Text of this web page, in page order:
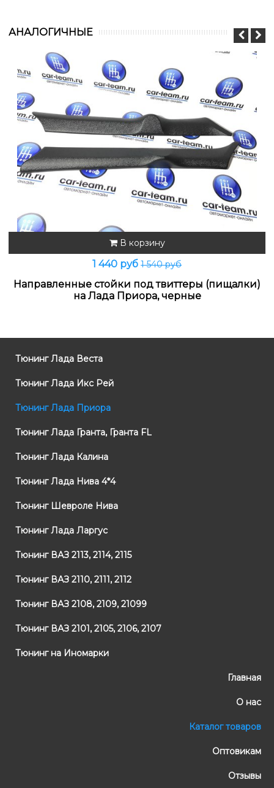
АНАЛОГИЧНЫЕ
В корзину
1 440 руб 1 540 руб
Направленные стойки под твиттеры (пищалки)
на Лада Приора, черные
Тюнинг Лада Веста
Тюнинг Лада Икс Рей
Тюнинг Лада Приора
Тюнинг Лада Гранта, Гранта FL
Тюнинг Лада Калина
Тюнинг Лада Нива 4*4
Тюнинг Шевроле Нива
Тюнинг Лада Ларгус
Тюнинг ВАЗ 2113, 2114, 2115
Тюнинг ВАЗ 2110, 2111, 2112
Тюнинг ВАЗ 2108, 2109, 21099
Тюнинг ВАЗ 2101, 2105, 2106, 2107
Тюнинг на Иномарки
Главная
О нас
Каталог товаров
Оптовикам
Отзывы